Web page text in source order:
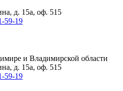
д. 15а, оф. 515
59-19
и Владимирской области
д. 15а, оф. 515
59-19